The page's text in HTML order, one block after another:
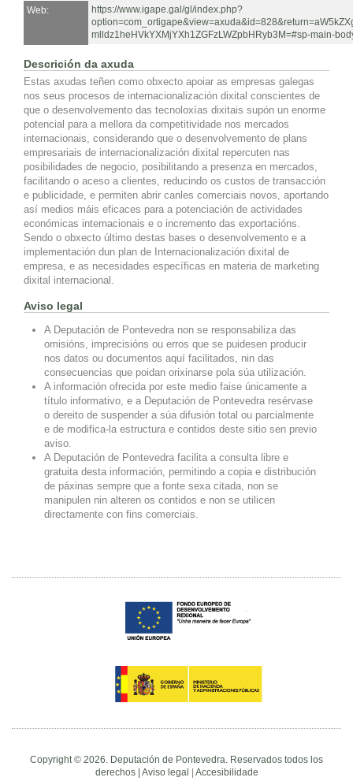
Web:
https://www.igape.gal/gl/index.php?
mlldz1heHVkYXMjYXh1ZGFzLWZpbHRyb3M=#sp-main-
Descrición da axuda
Estas axudas teñen como obxecto apoiar as empresas galegas
nos seus procesos de internacionalización dixital conscientes de
que o desenvolvemento das tecnoloxías dixitais supón un enorme
potencial para a mellora da competitividade nos mercados
internacionais, considerando que o desenvolvemento de plans
empresariais de internacionalización dixital repercuten nas
posibilidades de negocio, posibilitando a presenza en mercados,
facilitando o aceso a clientes, reducindo os custos de transacción
e publicidade, e permiten abrir canles comerciais novos, aportando
así medios máis eficaces para a potenciación de actividades
económicas internacionais e o incremento das exportacións.
Sendo o obxecto último destas bases o desenvolvemento e a
implementación dun plan de Internacionalización dixital de
empresa, e as necesidades específicas en materia de marketing
dixital internacional.
Aviso legal
A Deputación de Pontevedra non se responsabiliza das
omisións, imprecisións ou erros que se puidesen producir
nos datos ou documentos aquí facilitados, nin das
consecuencias que poidan orixinarse pola súa utilización.
A información ofrecida por este medio faise únicamente a
título informativo, e a Deputación de Pontevedra resérvase
o dereito de suspender a súa difusión total ou parcialmente
e de modifica-la estructura e contidos deste sitio sen previo
aviso.
A Deputación de Pontevedra facilita a consulta libre e
gratuita desta información, permitindo a copia e distribución
de páxinas sempre que a fonte sexa citada, non se
manipulen nin alteren os contidos e non se utilicen
directamente con fins comerciais.
Copyright © 2026. Deputación de Pontevedra. Reservados todos los
derechos | Aviso legal | Accesibilidade